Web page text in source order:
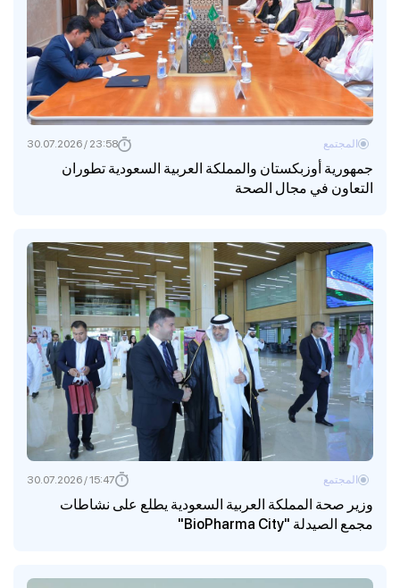
جمهورية أوزبكستان والمملكة العربية السعودية تطوران
التعاون في مجال الصحة
المجتمع 23:58 / 30.07.2026
وزير صحة المملكة العربية السعودية يطلع على نشاطات
مجمع الصيدلة "BioPharma City"
المجتمع 15:47 / 30.07.2026